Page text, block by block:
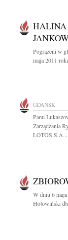
HALINA
Pogrążeni w
maja 2011
GDAŃSK
Panu
Zarządzania
LOTOS
W dniu 6
Hołowiński